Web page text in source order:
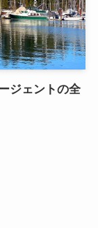
ジェントの全